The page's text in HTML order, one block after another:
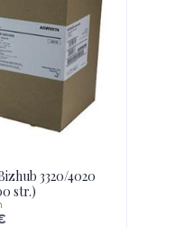
3320/4020
str.)